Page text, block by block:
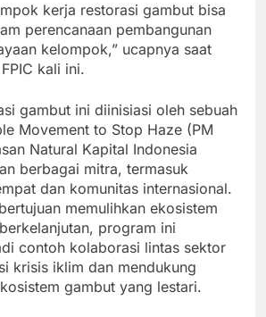
kerja restorasi gambut bisa
perencanaan pembangunan
kelompok,” ucapnya saat
kali ini.
gambut ini diinisiasi oleh sebuah
Movement to Stop Haze (PM
Natural Kapital Indonesia
berbagai mitra, termasuk
dan komunitas internasional.
memulihkan ekosistem
program ini
contoh kolaborasi lintas sektor
krisis iklim dan mendukung
gambut yang lestari.